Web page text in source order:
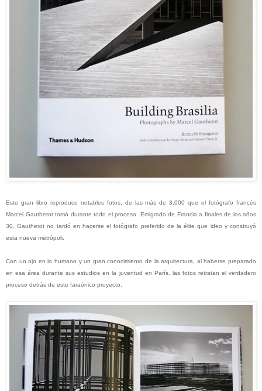
Este gran libro reproduce notables fotos, de las más de 3,000 que el fotógrafo francés
Marcel Gautherot tomó durante todo el proceso. Emigrado de Francia a finales de los años
30, Gautherot no tardó en hacerse el fotógrafo preferido de la élite que ideo y construyó
esta nueva metrópoli.
Con un ojo en lo humano y un gran conocimiento de la arquitectura, al haberse preparado
en esa área durante sus estudios en la juventud en París, las fotos retratan el verdadero
proceso detrás de este faraónico proyecto.